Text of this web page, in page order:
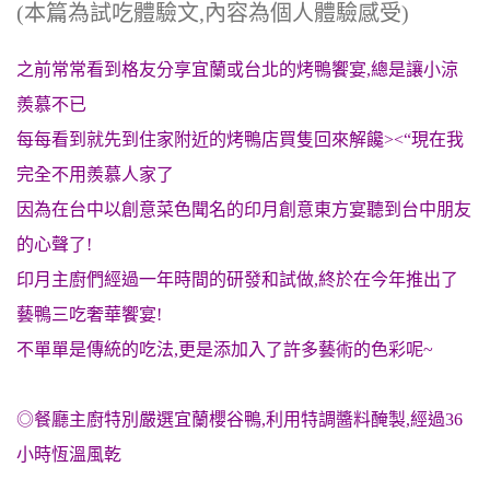
(本篇為試吃體驗文,內容為個人體驗感受)
之前常常看到格友分享宜蘭或台北的烤鴨饗宴,總是讓小涼
羨慕不已
每每看到就先到住家附近的烤鴨店買隻回來解饞><“現在我
完全不用羨慕人家了
因為在台中以創意菜色聞名的印月創意東方宴聽到台中朋友
的心聲了!
印月主廚們經過一年時間的研發和試做,終於在今年推出了
藝鴨三吃奢華饗宴!
不單單是傳統的吃法,更是添加入了許多藝術的色彩呢~
◎餐廳主廚特別嚴選宜蘭櫻谷鴨,利用特調醬料醃製,經過36
小時恆溫風乾